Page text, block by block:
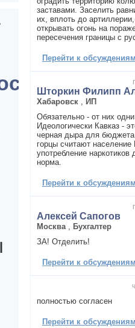
заставами. Заселить
их, вплоть до
открывать огонь на
пересечения границы с
Перейти к
Шторкин Филипп
Хабаровск
ИП
Обязательно - от них
Идеологически Кавказ -
черная дыра для
горцы считают
употребление
норма.
Перейти к
Алексей Сапогов
Москва
Бухгалтер
ЗА! Отделить!
Перейти к
полностью согласен
Перейти к